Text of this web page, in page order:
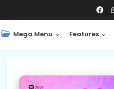
Mega Menu Features